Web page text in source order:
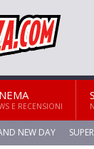
E RECENSIONI
NEW DAY